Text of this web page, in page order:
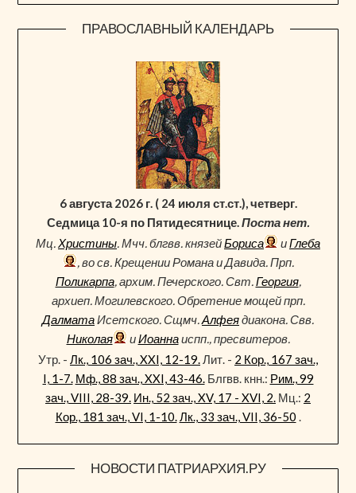
ПРАВОСЛАВНЫЙ КАЛЕНДАРЬ
6 августа 2026 г. ( 24 июля ст.ст.), четверг.
Седмица 10-я по Пятидесятнице.Поста нет.
Мц.Христины. Мчч. блгвв. князейБориса иГлеба
, во св. Крещении Романа и Давида. Прп.
Поликарпа, архим. Печерского. Свт.Георгия,
архиеп. Могилевского. Обретение мощей прп.
ДалматаИсетского. Сщмч.Алфеядиакона. Свв.
Николая
иИоаннаиспп., пресвитеров.
Утр. - Лк., 106 зач., XXI, 12-19.Лит. - 2 Кор., 167 зач.,
I, 1-7. Мф., 88 зач., XXI, 43-46.Блгвв. кнн.: Рим., 99
зач., VIII, 28-39. Ин., 52 зач., XV, 17 - XVI, 2. Мц.: 2
Кор., 181 зач., VI, 1-10.Лк., 33 зач., VII, 36-50 .
НОВОСТИ ПАТРИАРХИЯ.РУ